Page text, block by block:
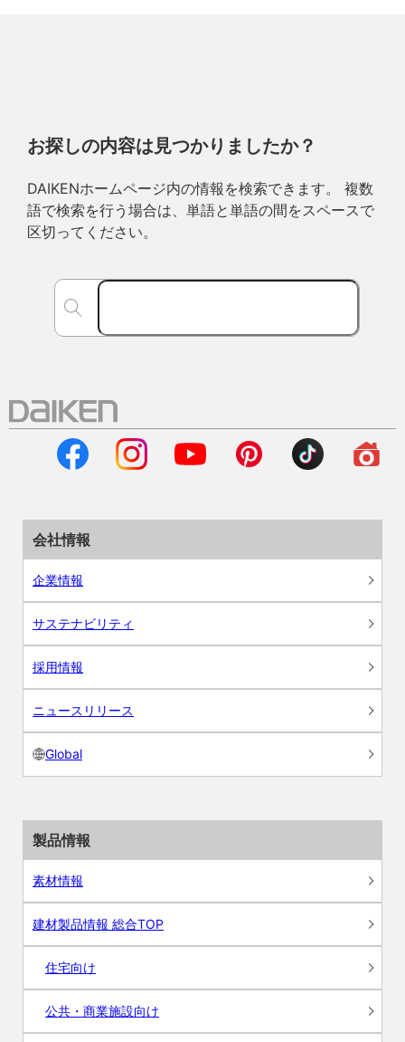
お探しの内容は見つかりましたか？
DAIKENホームページ内の情報を検索できます。 複数
語で検索を行う場合は、単語と単語の間をスペースで
区切ってください。
会社情報
企業情報
サステナビリティ
採用情報
ニュースリリース
Global
製品情報
素材情報
建材製品情報 総合TOP
住宅向け
公共・商業施設向け